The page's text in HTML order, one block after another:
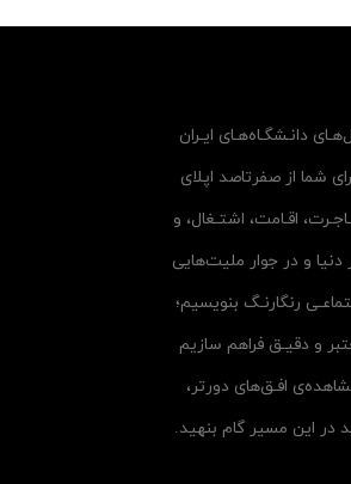
دانـشگـاه‌هـای ایـران
شما از صفرتاصد اپلای
اقـامت، اشتـغال، و
و در جوار ملیت‌هایی
رنگارنـگ بنویسیم؛
و دقیـق فراهم سازیم
افـق‌های دورتر،
در این مسیر گام بنهید.